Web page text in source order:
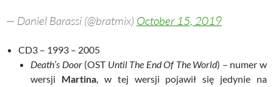
— Daniel Barassi (@bratmix) October 15, 2019
CD3 – 1993 – 2005
Death’s Door(OST Until The End Of The World) – numer w
wersji Martina, w tej wersji pojawił się jedynie na